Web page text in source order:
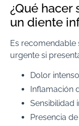
¿Qué hacer
un diente
Es
urgente si
Dolor
Inflamación
Sensibilidad
Presencia